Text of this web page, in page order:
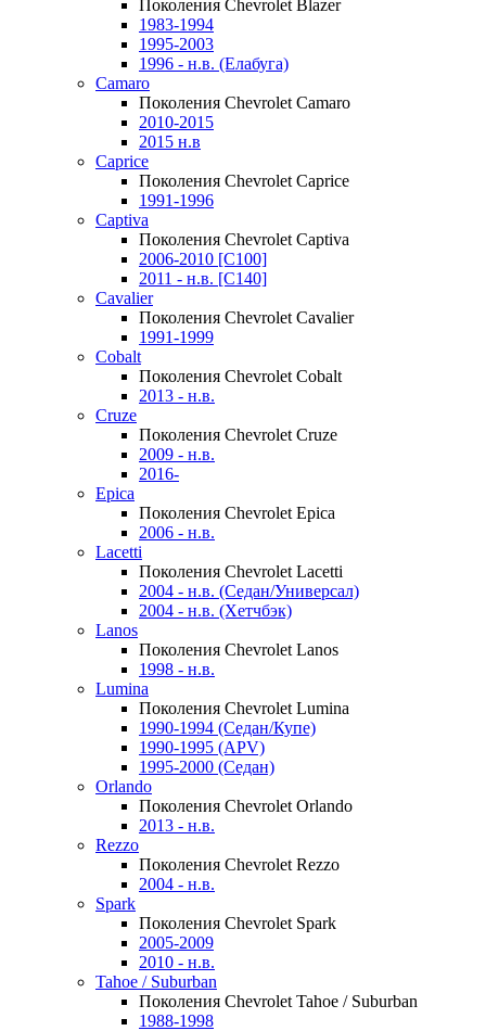
Поколения Chevrolet Blazer
1983-1994
1995-2003
1996 - н.в. (Елабуга)
Camaro
Поколения Chevrolet Camaro
2010-2015
2015 н.в
Caprice
Поколения Chevrolet Caprice
1991-1996
Captiva
Поколения Chevrolet Captiva
2006-2010 [C100]
2011 - н.в. [C140]
Cavalier
Поколения Chevrolet Cavalier
1991-1999
Cobalt
Поколения Chevrolet Cobalt
2013 - н.в.
Cruze
Поколения Chevrolet Cruze
2009 - н.в.
2016-
Epica
Поколения Chevrolet Epica
2006 - н.в.
Lacetti
Поколения Chevrolet Lacetti
2004 - н.в. (Седан/Универсал)
2004 - н.в. (Хетчбэк)
Lanos
Поколения Chevrolet Lanos
1998 - н.в.
Lumina
Поколения Chevrolet Lumina
1990-1994 (Седан/Купе)
1990-1995 (APV)
1995-2000 (Седан)
Orlando
Поколения Chevrolet Orlando
2013 - н.в.
Rezzo
Поколения Chevrolet Rezzo
2004 - н.в.
Spark
Поколения Chevrolet Spark
2005-2009
2010 - н.в.
Tahoe / Suburban
Поколения Chevrolet Tahoe / Suburban
1988-1998